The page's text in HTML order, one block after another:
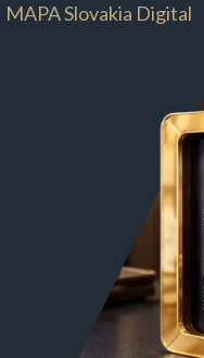
MAPA Slovakia Digital